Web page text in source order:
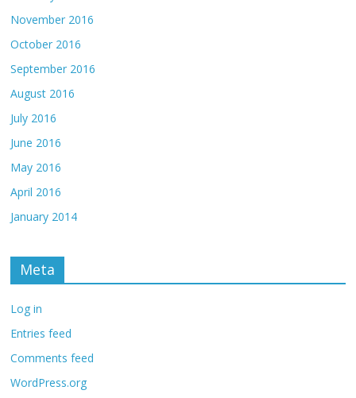
November 2016
October 2016
September 2016
August 2016
July 2016
June 2016
May 2016
April 2016
January 2014
Meta
Log in
Entries feed
Comments feed
WordPress.org